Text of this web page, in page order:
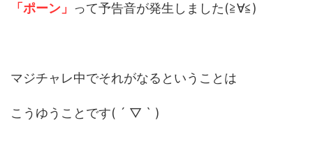
「ポーン」 って予告音が発生しました(≧∀≦)
マジチャレ中でそれがなるということは
こうゆうことです( ´ ▽ ` )